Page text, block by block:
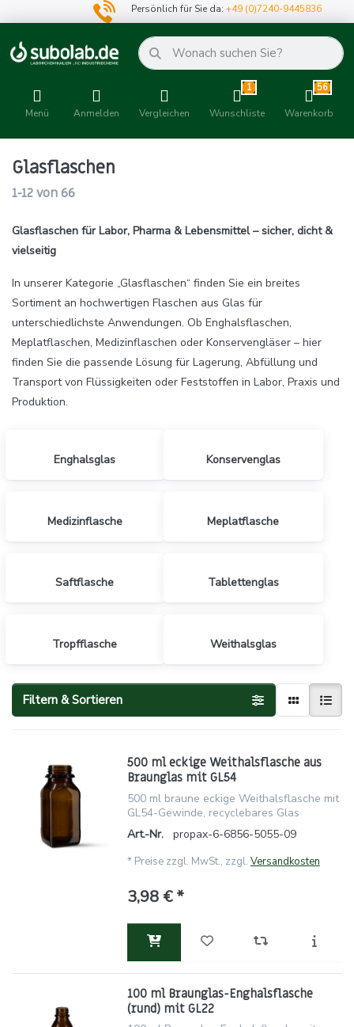
Persönlich für Sie da:+49 (0)7240-9445836
Menü Anmelden Vergleichen
1
Wunschliste
56
Warenkorb
Glasflaschen
1-12von 66
Glasflaschen für Labor, Pharma & Lebensmittel – sicher, dicht &
vielseitig
In unserer Kategorie „Glasflaschen“ finden Sie ein breites
Sortiment an hochwertigen Flaschen aus Glas für
unterschiedlichste Anwendungen. Ob Enghalsflaschen,
Meplatflaschen, Medizinflaschen oder Konservengläser – hier
finden Sie die passende Lösung für Lagerung, Abfüllung und
Transport von Flüssigkeiten oder Feststoffen in Labor, Praxis und
Produktion.
Enghalsglas Konservenglas
Medizinflasche Meplatflasche
Saftflasche Tablettenglas
Tropfflasche Weithalsglas
Filtern & Sortieren
500 ml eckige Weithalsflasche aus
Braunglas mit GL54
500 ml braune eckige Weithalsflasche mit
GL54-Gewinde, recyclebares Glas
Art.-Nr.
propax-6-6856-5055-09
* Preise zzgl. MwSt., zzgl. Versandkosten
3,98 € *
100 ml Braunglas-Enghalsflasche
(rund) mit GL22